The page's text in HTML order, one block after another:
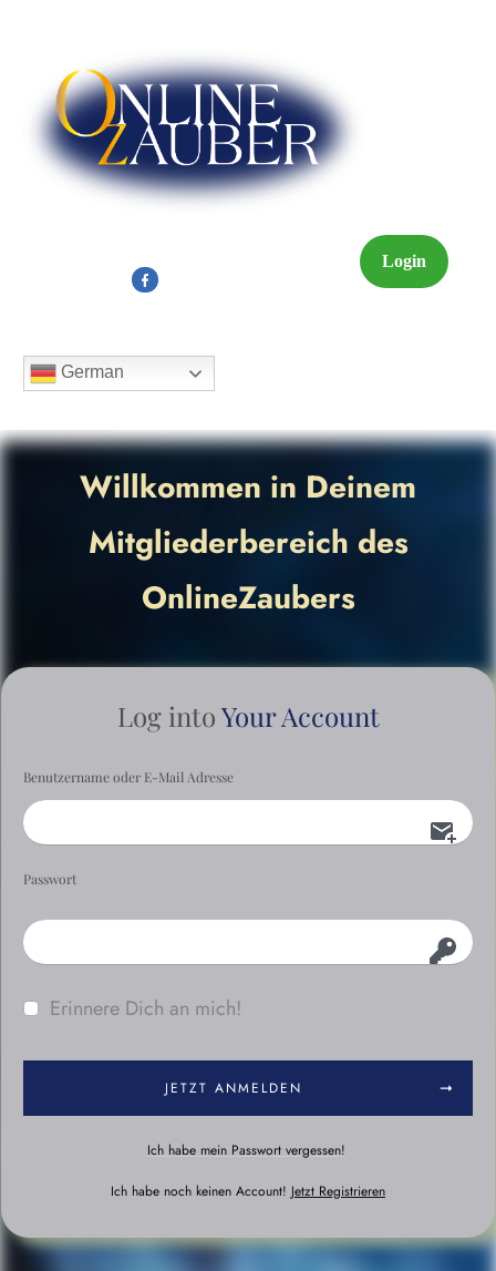
Login
German
Willkommen in Deinem
Mitgliederbereich des
OnlineZaubers
Log intoYour Account
Benutzername oder E-Mail Adresse
Passwort
Erinnere Dich an mich!
JETZT ANMELDEN
Ich habe mein Passwort vergessen!
Ich habe noch keinen Account! Jetzt Registrieren